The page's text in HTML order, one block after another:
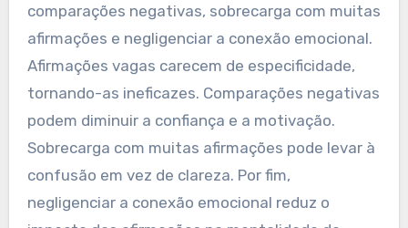
comparações negativas, sobrecarga com muitas
afirmações e negligenciar a conexão emocional.
Afirmações vagas carecem de especificidade,
tornando-as ineficazes. Comparações negativas
podem diminuir a confiança e a motivação.
Sobrecarga com muitas afirmações pode levar à
confusão em vez de clareza. Por fim,
negligenciar a conexão emocional reduz o